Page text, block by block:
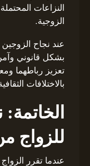
النزاعات
الزوجية.
عند نجاح
بشكل قانوني
تعزيز رباطهما
بالاختلافات
للزواج
عندما تقرر